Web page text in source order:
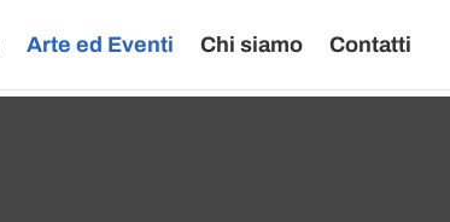
Arte ed Eventi Chi siamo Contatti